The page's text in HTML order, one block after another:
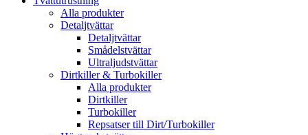
Alla produkter
Detaljtvättar
Detaljtvättar
Smådelstvättar
Ultraljudstvättar
Dirtkiller & Turbokiller
Alla produkter
Dirtkiller
Turbokiller
Repsatser till Dirt/Turbokiller